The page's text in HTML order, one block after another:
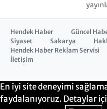
Hendek Haber
Güncel
Siyaset
Sakarya
Hendek Haber Reklam Servisi
İletişim
En iyi site deneyimi
faydalanıyoruz. Detaylar